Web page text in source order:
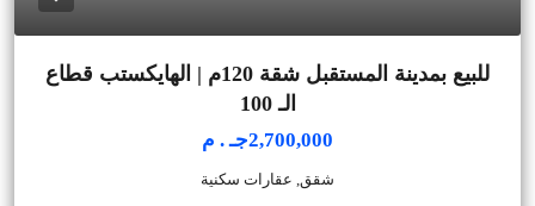
للبيع بمدينة المستقبل شقة 120م | الهايكستب قطاع
الـ 100
2,700,000جـ . م
شقق, عقارات سكنية